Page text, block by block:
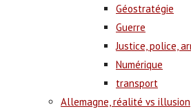
Géostratégie
Guerre
Justice, police,
Numérique
transport
Allemagne, réalité vs illusion